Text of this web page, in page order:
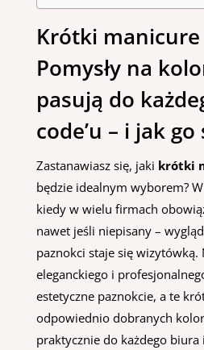
Krótki
Pomysły na
pasują do
code’u – i jak
Zastanawiasz się, jaki krótki
będzie idealnym wyborem?
kiedy w wielu firmach
nawet jeśli niepisany –
paznokci staje się wizytówką.
eleganckiego i
estetyczne paznokcie, a te
odpowiednio dobranych
praktycznie do każdego biura